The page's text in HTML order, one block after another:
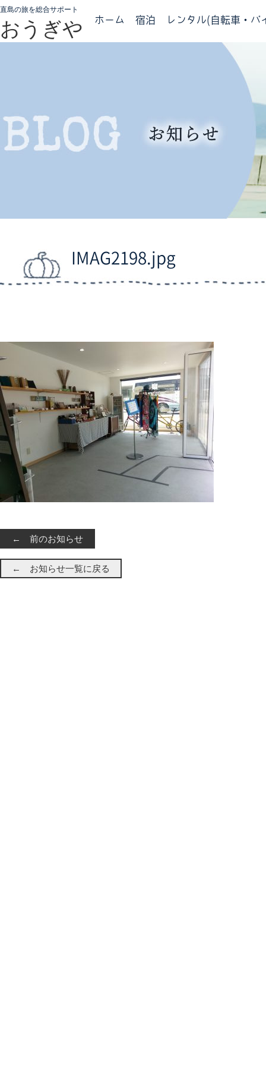
直島の旅を総合サポート
おうぎや ホーム 宿泊 レンタル(自転車・バ
IMAG2198.jpg
← 前のお知らせ
← お知らせ一覧に戻る